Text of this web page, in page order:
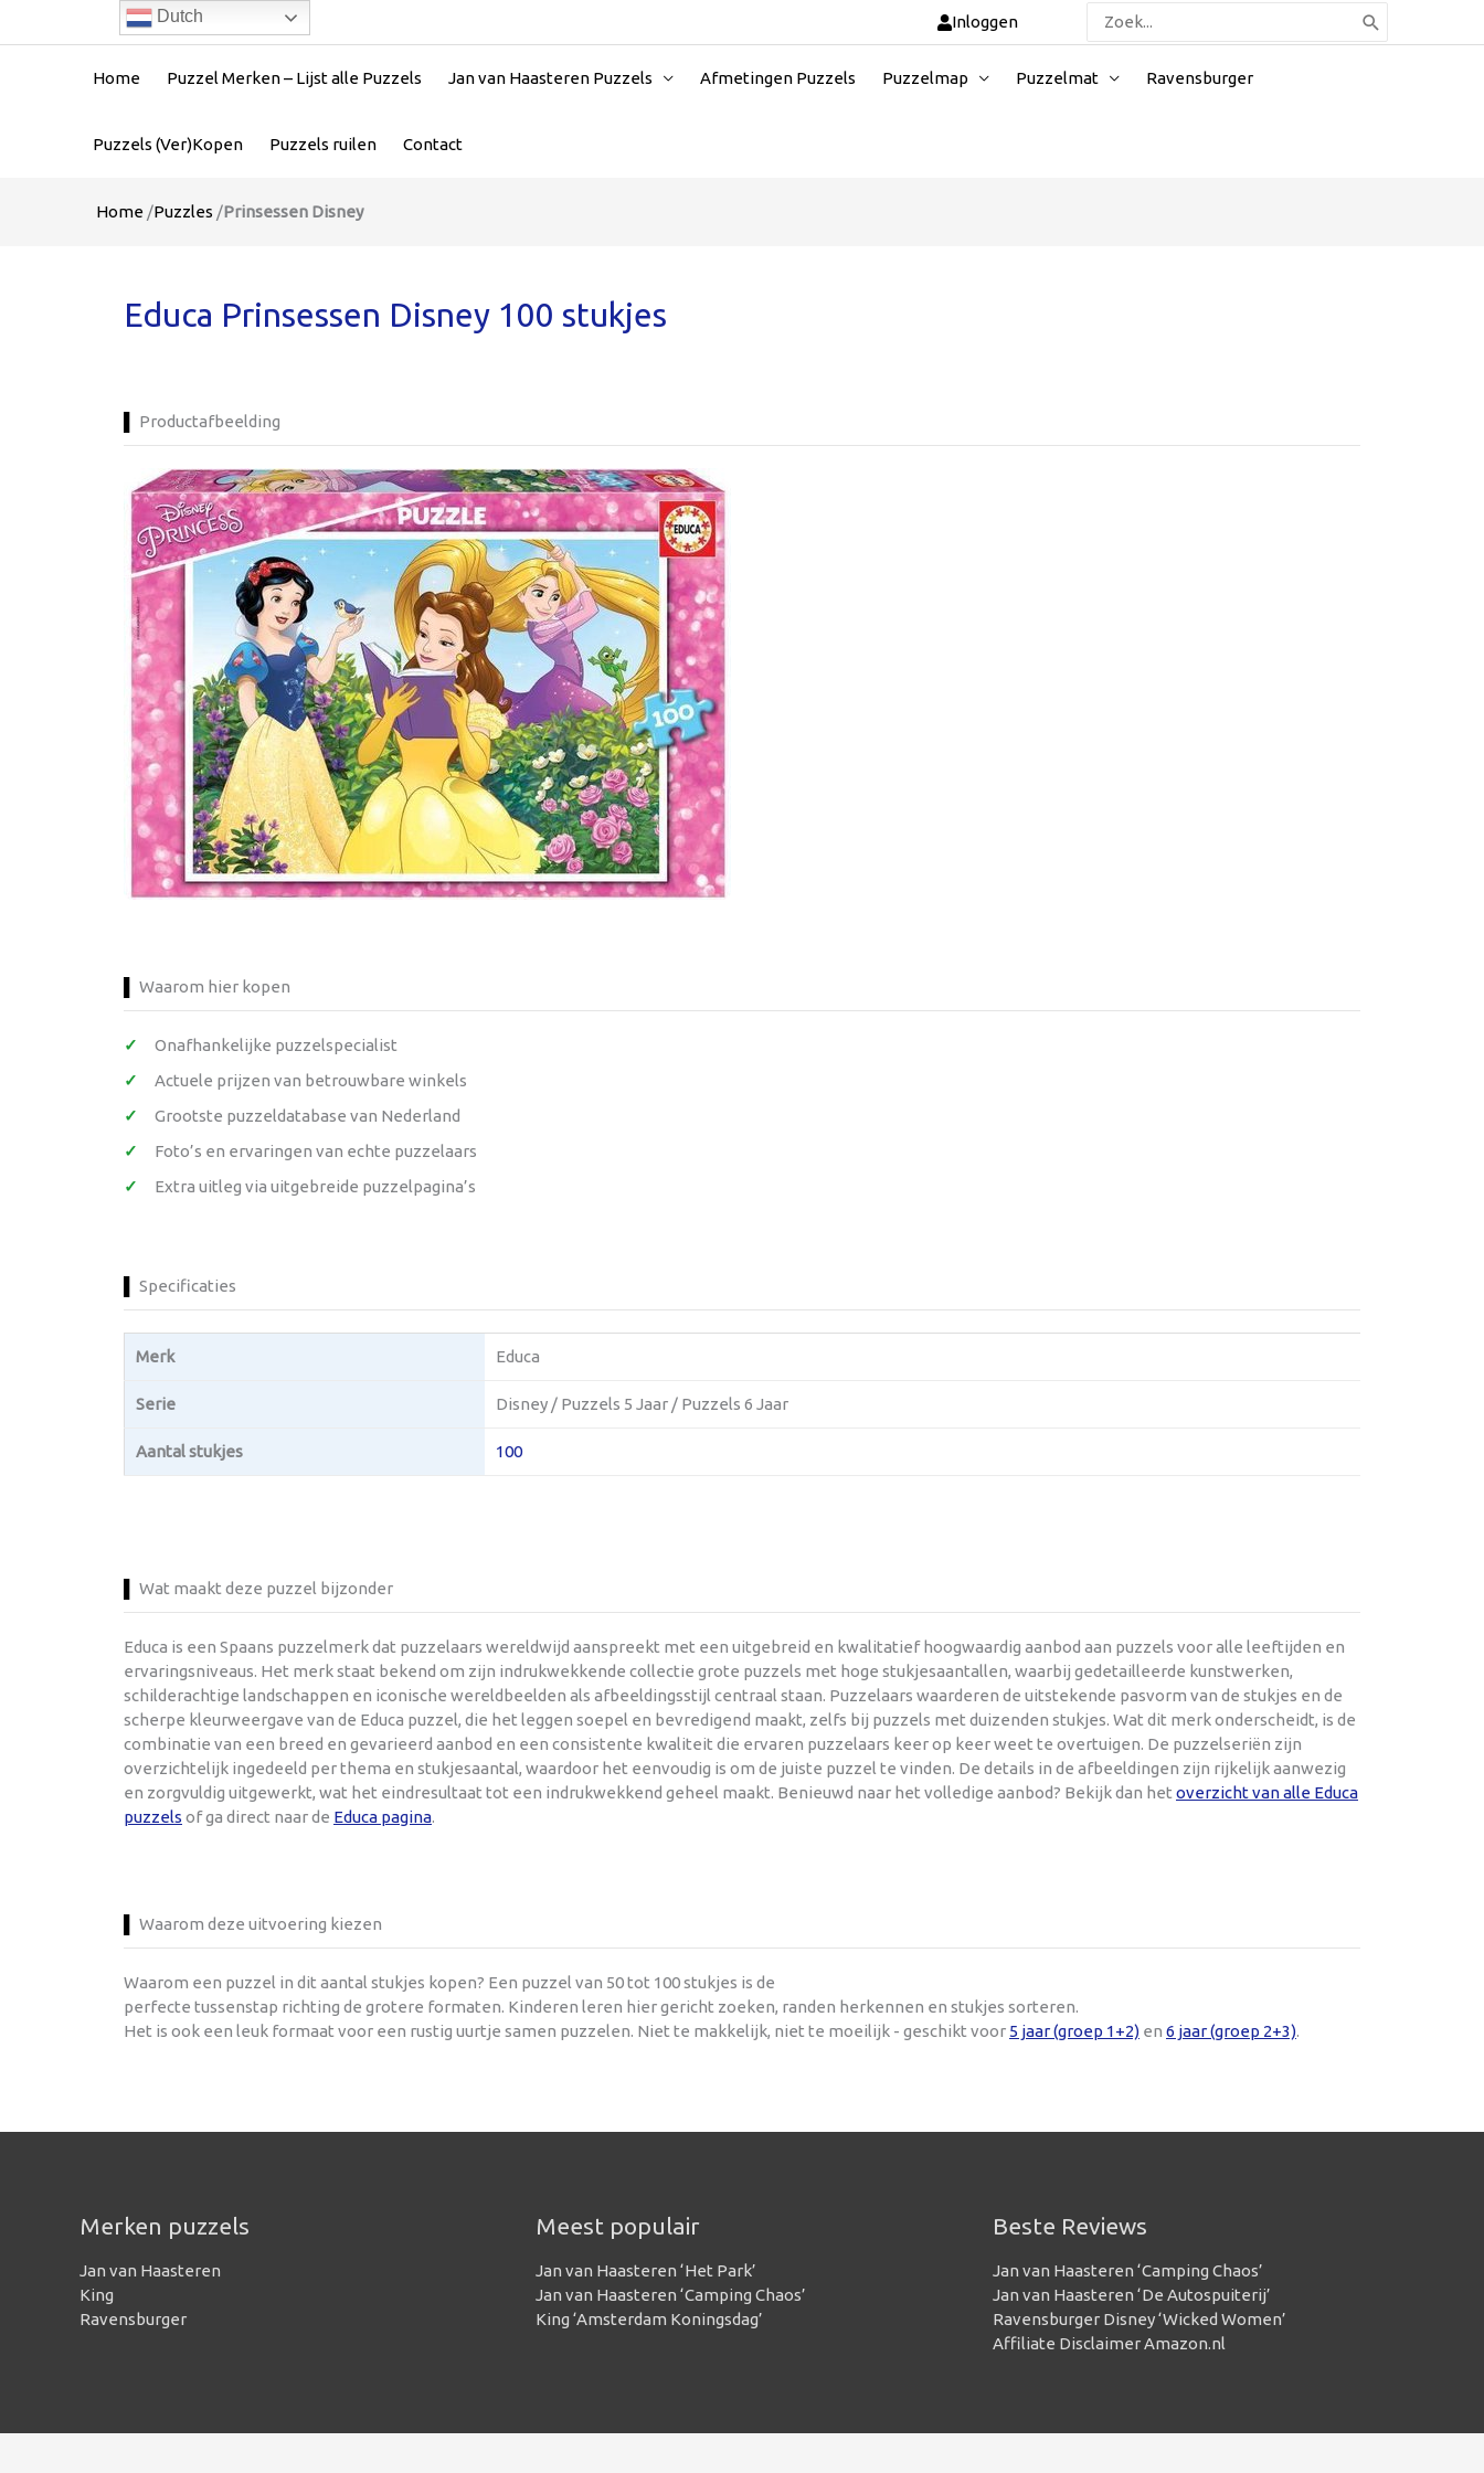
Inloggen
Zoeken
naar:
Home Puzzel Merken – Lijst alle Puzzels Jan van Haasteren Puzzels Afmetingen Puzzels Puzzelmap Puzzelmat Ravensburger
Puzzels (Ver)Kopen Puzzels ruilen Contact
Home /Puzzles /Prinsessen Disney
Educa Prinsessen Disney 100 stukjes
Productafbeelding
Waarom hier kopen
Onafhankelijke puzzelspecialist
Actuele prijzen van betrouwbare winkels
Grootste puzzeldatabase van Nederland
Foto’s en ervaringen van echte puzzelaars
Extra uitleg via uitgebreide puzzelpagina’s
Specificaties
Merk Educa
Serie Disney / Puzzels 5 Jaar / Puzzels 6 Jaar
Aantal stukjes 100
Wat maakt deze puzzel bijzonder
Educa is een Spaans puzzelmerk dat puzzelaars wereldwijd aanspreekt met een uitgebreid en kwalitatief hoogwaardig aanbod aan puzzels voor alle leeftijden en
ervaringsniveaus. Het merk staat bekend om zijn indrukwekkende collectie grote puzzels met hoge stukjesaantallen, waarbij gedetailleerde kunstwerken,
schilderachtige landschappen en iconische wereldbeelden als afbeeldingsstijl centraal staan. Puzzelaars waarderen de uitstekende pasvorm van de stukjes en de
scherpe kleurweergave van de Educa puzzel, die het leggen soepel en bevredigend maakt, zelfs bij puzzels met duizenden stukjes. Wat dit merk onderscheidt, is de
combinatie van een breed en gevarieerd aanbod en een consistente kwaliteit die ervaren puzzelaars keer op keer weet te overtuigen. De puzzelseriën zijn
overzichtelijk ingedeeld per thema en stukjesaantal, waardoor het eenvoudig is om de juiste puzzel te vinden. De details in de afbeeldingen zijn rijkelijk aanwezig
en zorgvuldig uitgewerkt, wat het eindresultaat tot een indrukwekkend geheel maakt. Benieuwd naar het volledige aanbod? Bekijk dan het overzicht van alle Educa
puzzels of ga direct naar de Educa pagina.
Waarom deze uitvoering kiezen
Waarom een puzzel in dit aantal stukjes kopen? Een puzzel van 50 tot 100 stukjes is de
perfecte tussenstap richting de grotere formaten. Kinderen leren hier gericht zoeken, randen herkennen en stukjes sorteren.
Het is ook een leuk formaat voor een rustig uurtje samen puzzelen. Niet te makkelijk, niet te moeilijk - geschikt voor 5 jaar (groep 1+2) en 6 jaar (groep 2+3).
Merken puzzels
Jan van Haasteren
King
Ravensburger
Meest populair
Jan van Haasteren ‘Het Park’
Jan van Haasteren ‘Camping Chaos’
King ‘Amsterdam Koningsdag’
Beste Reviews
Jan van Haasteren ‘Camping Chaos’
Jan van Haasteren ‘De Autospuiterij’
Ravensburger Disney ‘Wicked Women’
Affiliate Disclaimer Amazon.nl
Dutch